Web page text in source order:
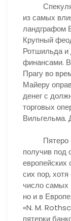
из самых
ландграфом
Крупный
Ротшильда и
финансами.
Прагу во
Майеру
денег с
торговых
Вильгельма.
Пятеро
получив под
европейских
сих пор,
число самых
но и в
«N. M.
пятерки